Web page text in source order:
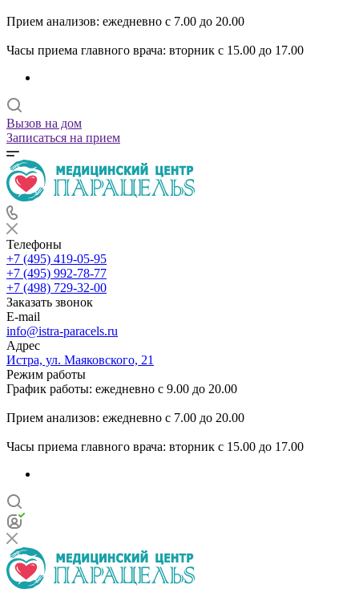
Прием анализов: ежедневно с 7.00 до 20.00
Часы приема главного врача: вторник с 15.00 до 17.00
Вызов на дом
Записаться на прием
Телефоны
+7 (495) 419-05-95
+7 (495) 992-78-77
+7 (498) 729-32-00
Заказать звонок
E-mail
info@istra-paracels.ru
Адрес
Истра, ул. Маяковского, 21
Режим работы
График работы: ежедневно с 9.00 до 20.00
Прием анализов: ежедневно с 7.00 до 20.00
Часы приема главного врача: вторник с 15.00 до 17.00